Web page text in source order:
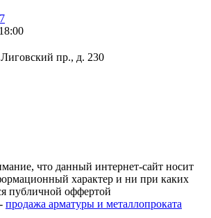
пр., д. 230
что данный интернет-сайт носит
характер и ни при каких
публичной оффертой
продажа арматуры и металлопроката